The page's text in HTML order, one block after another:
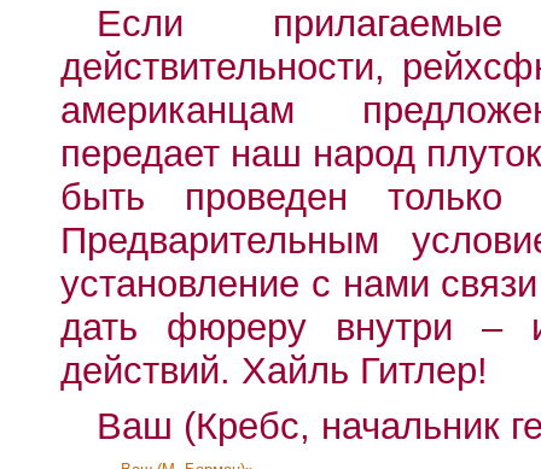
Если прилагаемые
действительности,
американцам
передает наш народ
быть проведен
Предварительным
установление с нами
дать фюреру внутри –
действий. Хайль Гитлер!
Ваш (Кребс, начальник